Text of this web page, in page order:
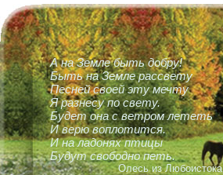
А на Земле быть добру!
Быть на Земле рассвету
Песней своей эту мечту
Я разнесу по свету.
Будет она с ветром лететь
И верю воплотится.
И на ладонях птицы
Будут свободно петь.
Олесь из Любоистока